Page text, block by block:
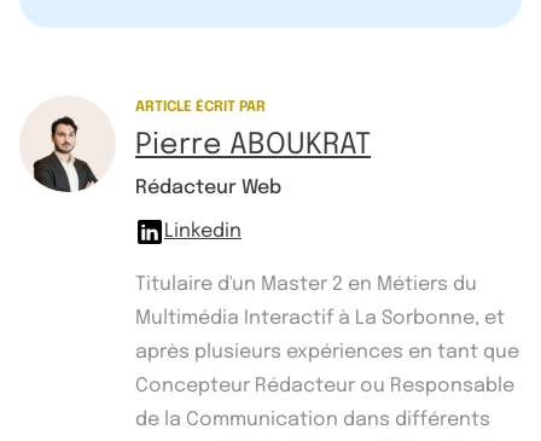
ARTICLE ÉCRIT PAR
Pierre ABOUKRAT
Rédacteur Web
Linkedin
Titulaire d'un Master 2 en Métiers du
Multimédia Interactif à La Sorbonne, et
après plusieurs expériences en tant que
Concepteur Rédacteur ou Responsable
de la Communication dans différents